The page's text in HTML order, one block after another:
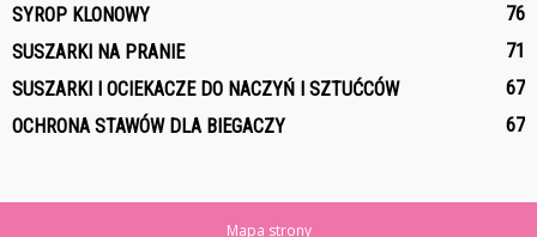
SYROP KLONOWY
76
SUSZARKI NA PRANIE
71
SUSZARKI I OCIEKACZE DO NACZYŃ I SZTUĆCÓW
67
OCHRONA STAWÓW DLA BIEGACZY
67
Mapa strony